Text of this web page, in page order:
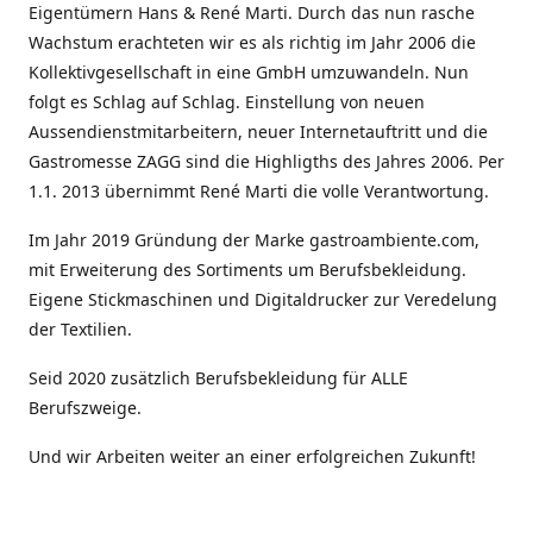
Eigentümern Hans & René Marti. Durch das nun rasche
Wachstum erachteten wir es als richtig im Jahr 2006 die
Kollektivgesellschaft in eine GmbH umzuwandeln. Nun
folgt es Schlag auf Schlag. Einstellung von neuen
Aussendienstmitarbeitern, neuer Internetauftritt und die
Gastromesse ZAGG sind die Highligths des Jahres 2006. Per
1.1. 2013 übernimmt René Marti die volle Verantwortung.
Im Jahr 2019 Gründung der Marke gastroambiente.com,
mit Erweiterung des Sortiments um Berufsbekleidung.
Eigene Stickmaschinen und Digitaldrucker zur Veredelung
der Textilien.
Seid 2020 zusätzlich Berufsbekleidung für ALLE
Berufszweige.
Und wir Arbeiten weiter an einer erfolgreichen Zukunft!